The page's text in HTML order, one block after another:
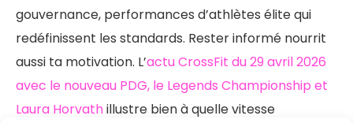
gouvernance, performances d’athlètes élite qui
redéfinissent les standards. Rester informé nourrit
aussi ta motivation. L’actu CrossFit du 29 avril 2026
avec le nouveau PDG, le Legends Championship et
Laura Horvathillustre bien à quelle vitesse